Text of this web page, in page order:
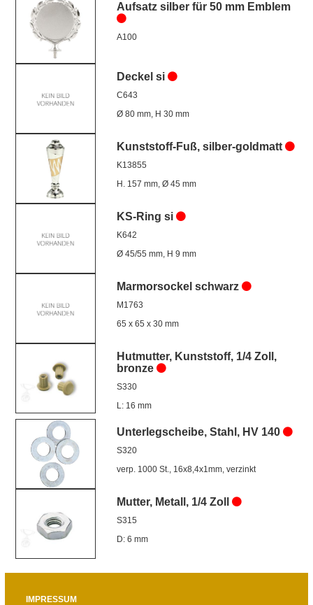
Aufsatz silber für 50 mm Emblem
A100
Deckel si
C643
Ø 80 mm, H 30 mm
Kunststoff-Fuß, silber-goldmatt
K13855
H. 157 mm, Ø 45 mm
KS-Ring si
K642
Ø 45/55 mm, H 9 mm
Marmorsockel schwarz
M1763
65 x 65 x 30 mm
Hutmutter, Kunststoff, 1/4 Zoll,
bronze
S330
L: 16 mm
Unterlegscheibe, Stahl, HV 140
S320
verp. 1000 St., 16x8,4x1mm, verzinkt
Mutter, Metall, 1/4 Zoll
S315
D: 6 mm
IMPRESSUM